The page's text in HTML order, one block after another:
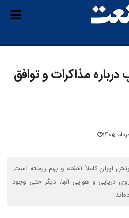
مذاکرات و توافق
ایران کاملاً آشفته و بهم ریخته است.
دریایی و هوایی آنها، دیگر حتی وجود